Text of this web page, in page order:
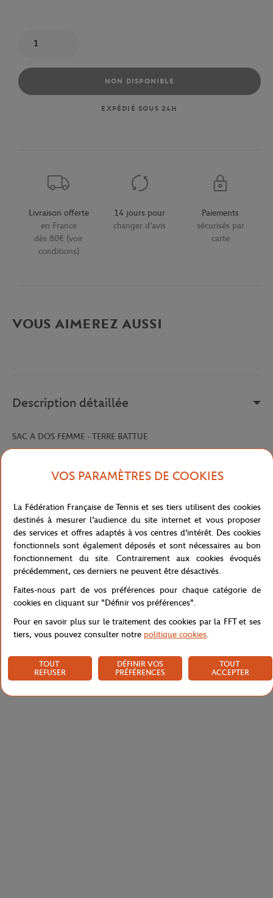
NON DISPONIBLE
EXPÉDIÉ SOUS 24H
Livraison offerte
en France
dès 80€ (voir
conditions)
14 jours pour
changer d'avis
Paiements
sécurisés par
carte
VOUS AIMEREZ AUSSI
Description détaillée
SAC A DOS FEMME - TERRE BATTUE
Caractéristiques
Livraison et retours
VOS PARAMÈTRES DE COOKIES
La Fédération Française de Tennis et ses tiers utilisent des cookies
destinés à mesurer l'audience du site internet et vous proposer
des services et offres adaptés à vos centres d'intérêt. Des cookies
fonctionnels sont également déposés et sont nécessaires au bon
fonctionnement du site. Contrairement aux cookies évoqués
précédemment, ces derniers ne peuvent être désactivés.
Faites-nous part de vos préférences pour chaque catégorie de
cookies en cliquant sur "Définir vos préférences".
Pour en savoir plus sur le traitement des cookies par la FFT et ses
tiers, vous pouvez consulter notre politique cookies.
TOUT
REFUSER
DÉFINIR VOS
PRÉFÉRENCES
TOUT
ACCEPTER